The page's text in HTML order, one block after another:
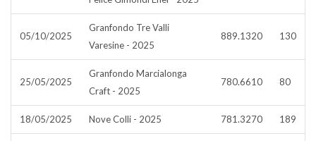
05/10/2025
Granfondo Tre Valli
Varesine - 2025
889.1320 130
25/05/2025
Granfondo Marcialonga
Craft - 2025
780.6610 80
18/05/2025 Nove Colli - 2025 781.3270 189